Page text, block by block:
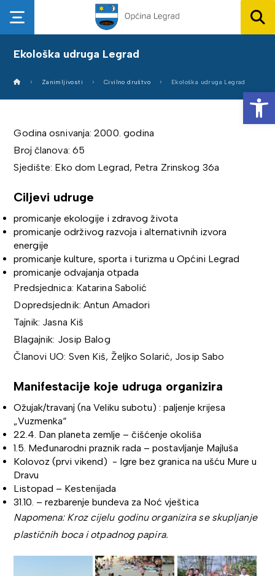
Ekološka udruga Legrad
Zanimljivosti Civilno društvo Ekološka udruga Legrad
Godina osnivanja: 2000. godina
Broj članova: 65
Sjedište: Eko dom Legrad, Petra Zrinskog 36a
Ciljevi udruge
promicanje ekologije i zdravog života
promicanje održivog razvoja i alternativnih izvora
energije
promicanje kulture, sporta i turizma u Općini Legrad
promicanje odvajanja otpada
Predsjednica: Katarina Sabolić
Dopredsjednik: Antun Amadori
Tajnik: Jasna Kiš
Blagajnik: Josip Balog
Članovi UO: Sven Kiš, Željko Solarić, Josip Sabo
Manifestacije koje udruga organizira
Ožujak/travanj (na Veliku subotu) : paljenje krijesa
„Vuzmenka“
22.4. Dan planeta zemlje – čišćenje okoliša
1.5. Međunarodni praznik rada – postavljanje Majluša
Kolovoz (prvi vikend) - Igre bez granica na ušću Mure u
Dravu
Listopad – Kestenijada
31.10. – rezbarenje bundeva za Noć vještica
Napomena: Kroz cijelu godinu organizira se skupljanje
plastičnih boca i otpadnog papira.